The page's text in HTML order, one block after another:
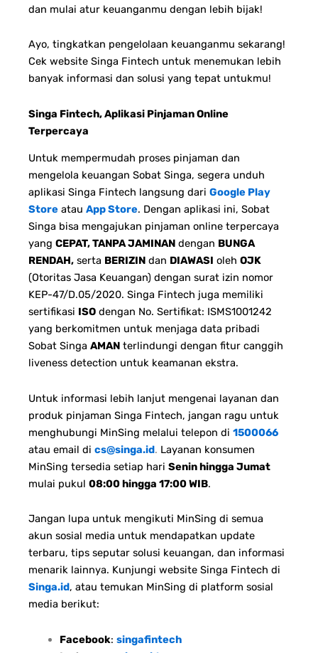
dan mulai atur keuanganmu dengan lebih bijak!
Ayo, tingkatkan pengelolaan keuanganmu sekarang!
Cek website Singa Fintech untuk menemukan lebih
banyak informasi dan solusi yang tepat untukmu!
Singa Fintech, Aplikasi Pinjaman Online
Terpercaya
Untuk mempermudah proses pinjaman dan
mengelola keuangan Sobat Singa, segera unduh
aplikasi Singa Fintech langsung dari Google Play
Store atau App Store. Dengan aplikasi ini, Sobat
Singa bisa mengajukan pinjaman online terpercaya
yang CEPAT, TANPA JAMINAN dengan BUNGA
RENDAH, serta BERIZIN dan DIAWASI oleh OJK
(Otoritas Jasa Keuangan) dengan surat izin nomor
KEP-47/D.05/2020. Singa Fintech juga memiliki
sertifikasi ISO dengan No. Sertifikat: ISMS1001242
yang berkomitmen untuk menjaga data pribadi
Sobat Singa AMAN terlindungi dengan fitur canggih
liveness detection untuk keamanan ekstra.
Untuk informasi lebih lanjut mengenai layanan dan
produk pinjaman Singa Fintech, jangan ragu untuk
menghubungi MinSing melalui telepon di 1500066
atau email di cs@singa.id. Layanan konsumen
MinSing tersedia setiap hari Senin hingga Jumat
mulai pukul 08:00 hingga 17:00 WIB.
Jangan lupa untuk mengikuti MinSing di semua
akun sosial media untuk mendapatkan update
terbaru, tips seputar solusi keuangan, dan informasi
menarik lainnya. Kunjungi website Singa Fintech di
Singa.id, atau temukan MinSing di platform sosial
media berikut:
Facebook: singafintech